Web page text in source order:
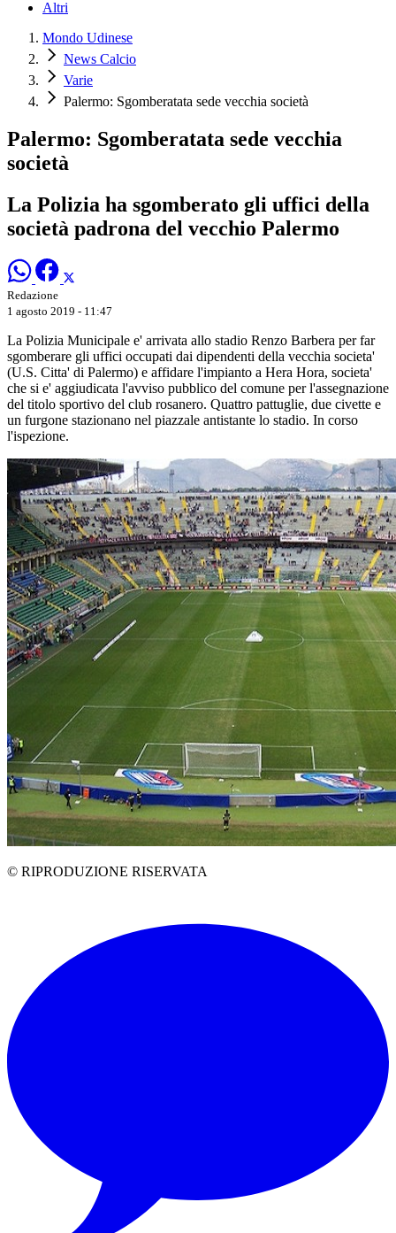
Altri
Mondo Udinese
News Calcio
Varie
Palermo: Sgomberatata sede vecchia società
Palermo: Sgomberatata sede vecchia
società
La Polizia ha sgomberato gli uffici della
società padrona del vecchio Palermo
Redazione
1 agosto 2019 - 11:47
La Polizia Municipale e' arrivata allo stadio Renzo Barbera per far
sgomberare gli uffici occupati dai dipendenti della vecchia societa'
(U.S. Citta' di Palermo) e affidare l'impianto a Hera Hora, societa'
che si e' aggiudicata l'avviso pubblico del comune per l'assegnazione
del titolo sportivo del club rosanero. Quattro pattuglie, due civette e
un furgone stazionano nel piazzale antistante lo stadio. In corso
l'ispezione.
© RIPRODUZIONE RISERVATA